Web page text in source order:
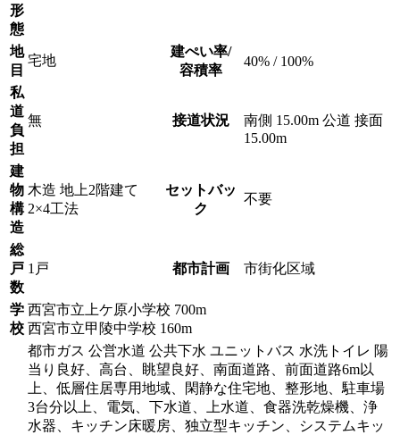
形
態
地
目
宅地
建ぺい率/
容積率
40% / 100%
私
道
負
担
無 接道状況
南側 15.00m 公道 接面
15.00m
建
物
構
造
木造 地上2階建て
2×4工法
セットバッ
ク
不要
総
戸
数
1戸 都市計画 市街化区域
学
校
西宮市立上ケ原小学校 700m
西宮市立甲陵中学校 160m
都市ガス 公営水道 公共下水 ユニットバス 水洗トイレ 陽
当り良好、高台、眺望良好、南面道路、前面道路6m以
上、低層住居専用地域、閑静な住宅地、整形地、駐車場
3台分以上、電気、下水道、上水道、食器洗乾燥機、浄
水器、キッチン床暖房、独立型キッチン、システムキッ